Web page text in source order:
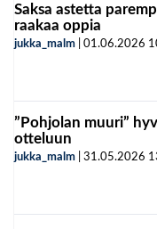
Saksa astetta
raakaa oppia
jukka_malm 01.06.2026
”Pohjolan muuri”
otteluun
jukka_malm 31.05.2026